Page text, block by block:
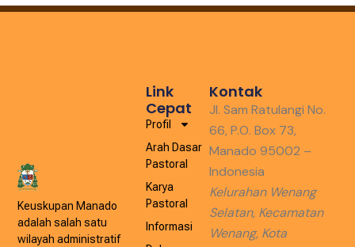
Keuskupan Manado
adalah salah satu
wilayah administratif
Link
Cepat
Profil
Arah Dasar
Pastoral
Karya
Pastoral
Informasi
Kontak
Jl. Sam Ratulangi No.
66, P.O. Box 73,
Manado 95002 –
Indonesia
Kelurahan Wenang
Selatan, Kecamatan
Wenang, Kota